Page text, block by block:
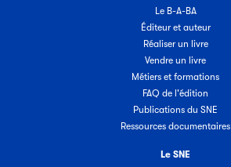
Le B-A-BA
Éditeur et auteur
Réaliser un livre
Vendre un livre
Métiers et formations
FAQ de l'édition
Publications du SNE
Ressources documentaires
Le SNE